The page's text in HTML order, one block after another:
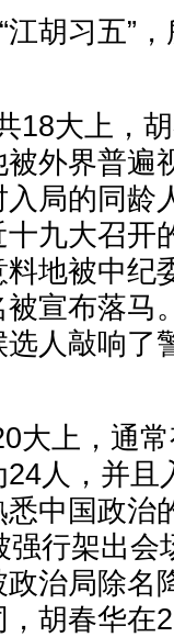
江胡习五”
18大上，
外界普遍
局的同龄
九大召开
地被中纪
宣布落马
人敲响了
大上，通
人，并且
中国政治
行架出会
治局除名
胡春华在